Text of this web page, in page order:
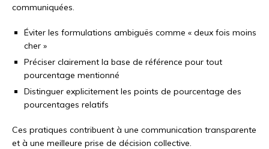
communiquées.
Éviter les formulations ambiguës comme « deux fois moins
cher »
Préciser clairement la base de référence pour tout
pourcentage mentionné
Distinguer explicitement les points de pourcentage des
pourcentages relatifs
Ces pratiques contribuent à une communication transparente
et à une meilleure prise de décision collective.